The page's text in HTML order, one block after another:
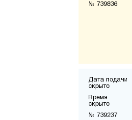
№ 739836
Дата подачи
скрыто
Время
скрыто
№ 739237